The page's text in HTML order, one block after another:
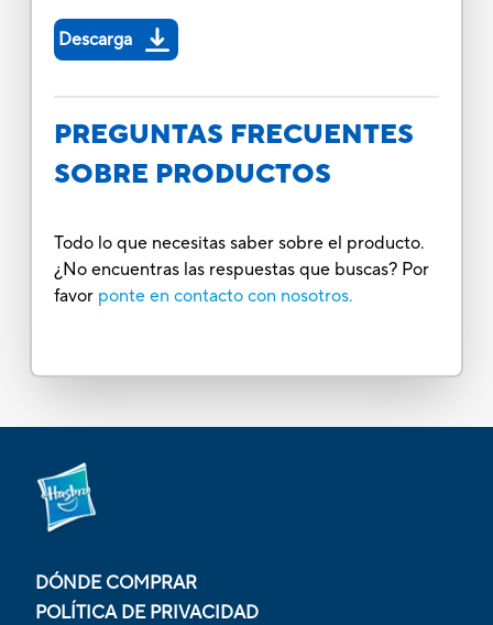
Descarga
PREGUNTAS FRECUENTES
SOBRE PRODUCTOS
Todo lo que necesitas saber sobre el producto.
¿No encuentras las respuestas que buscas? Por
favor ponte en contacto con nosotros.
DÓNDE COMPRAR
POLÍTICA DE PRIVACIDAD